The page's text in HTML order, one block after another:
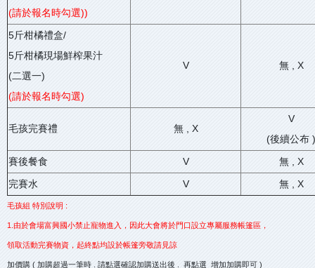
(請於報名時勾選))
5斤柑橘禮盒/
5斤柑橘現場鮮榨果汁
(二選一)
(請於報名時勾選)
V 無 , X
毛孩完賽禮 無 , X
V
(後續公布 )
賽後餐食
V
無 , X
完賽水
V 無 , X
毛孩組 特別說明 :
1.由於會場富興國小禁止寵物進入，因此大會將於門口設立專屬服務帳篷區，
領取活動完賽物資，起終點均設於帳篷旁敬請見諒
加價購 ( 加購超過一筆時 . 請點選確認加購送出後 . 再點選 增加加購即可 )